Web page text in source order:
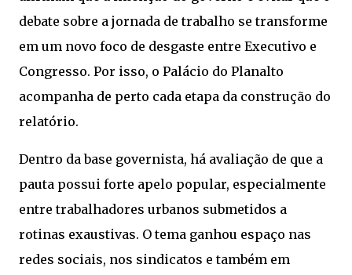
debate sobre a jornada de trabalho se transforme
em um novo foco de desgaste entre Executivo e
Congresso. Por isso, o Palácio do Planalto
acompanha de perto cada etapa da construção do
relatório.
Dentro da base governista, há avaliação de que a
pauta possui forte apelo popular, especialmente
entre trabalhadores urbanos submetidos a
rotinas exaustivas. O tema ganhou espaço nas
redes sociais, nos sindicatos e também em